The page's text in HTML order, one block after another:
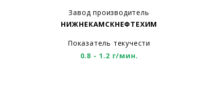
Завод производитель
НИЖНЕКАМСКНЕФТЕХИМ
Показатель текучести
0.8 - 1.2 г/мин.